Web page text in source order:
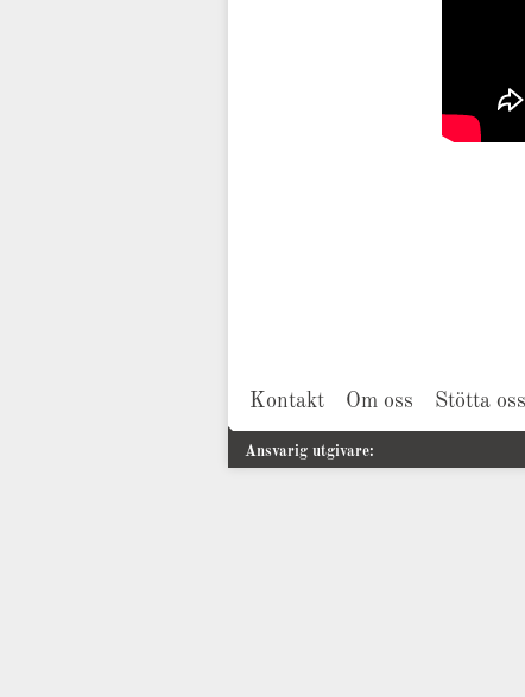
Kontakt Om oss Stötta oss
Ansvarig utgivare: